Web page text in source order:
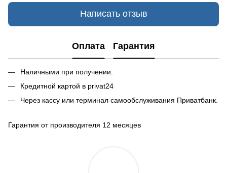
Написать отзыв
Оплата Гарантия
Наличными при получении.
Кредитной картой в privat24
Через кассу или терминал самообслуживания Приватбанк.
Гарантия от производителя 12 месяцев